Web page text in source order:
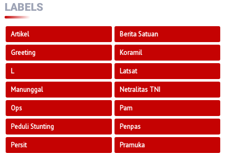
LABELS
Artikel Berita Satuan
Greeting Koramil
L Latsat
Manunggal Netralitas TNI
Ops Pam
Peduli Stunting Penpas
Persit Pramuka